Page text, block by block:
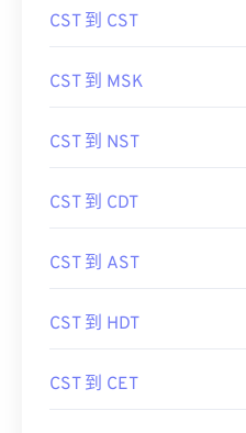
CST 到 CST
CST 到 MSK
CST 到 NST
CST 到 CDT
CST 到 AST
CST 到 HDT
CST 到 CET